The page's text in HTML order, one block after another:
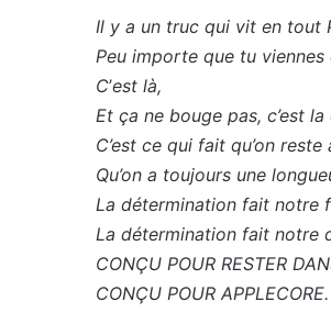
Il y a un truc qui vit en tout
Peu importe que tu
C’est là,
Et ça ne bouge pas, c’est
C’est ce qui fait qu’on
Qu’on a toujours une
La détermination fait notre
La détermination fait notre
CONÇU POUR RESTER
CONÇU POUR APPLECORE.